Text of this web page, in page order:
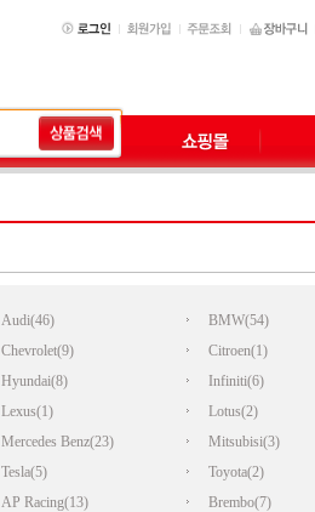
Audi(46)
BMW(54)
Chevrolet(9)
Citroen(1)
Hyundai(8)
Infiniti(6)
Lexus(1)
Lotus(2)
Mercedes Benz(23)
Mitsubisi(3)
Tesla(5)
Toyota(2)
AP Racing(13)
Brembo(7)